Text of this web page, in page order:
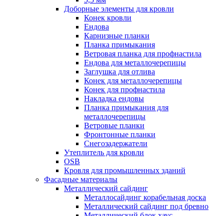
Доборные элементы для кровли
Конек кровли
Ендова
Карнизные планки
Планка примыкания
Ветровая планка для профнастила
Ендова для металлочерепицы
Заглушка для отлива
Конек для металлочерепицы
Конек для профнастила
Накладка ендовы
Планка примыкания для
металлочерепицы
Ветровые планки
Фронтонные планки
Снегозадержатели
Утеплитель для кровли
OSB
Кровля для промышленных зданий
Фасадные материалы
Металлический сайдинг
Металлосайдинг корабельная доска
Металлический сайдинг под бревно